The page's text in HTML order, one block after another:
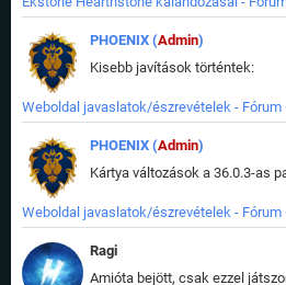
PHOENIX (Admin)
Kisebb javítások történtek:
Weboldal javaslatok/észrevételek - Fórum
PHOENIX (Admin)
Weboldal javaslatok/észrevételek - Fórum
Ragi